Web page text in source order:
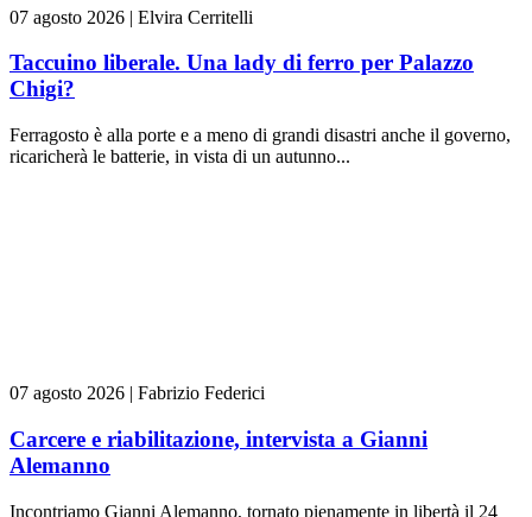
07 agosto 2026 | Elvira Cerritelli
Taccuino liberale. Una lady di ferro per Palazzo
Chigi?
Ferragosto è alla porte e a meno di grandi disastri anche il governo,
ricaricherà le batterie, in vista di un autunno...
07 agosto 2026 | Fabrizio Federici
Carcere e riabilitazione, intervista a Gianni
Alemanno
Incontriamo Gianni Alemanno, tornato pienamente in libertà il 24